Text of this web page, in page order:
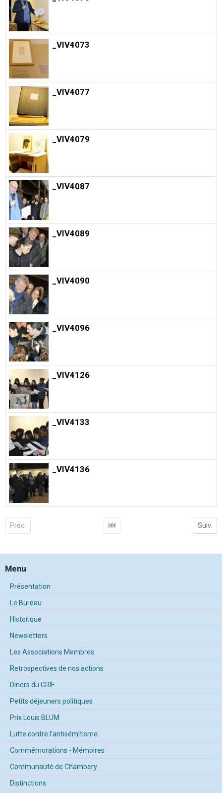
_VIV4073
_VIV4077
_VIV4079
_VIV4087
_VIV4089
_VIV4090
_VIV4096
_VIV4126
_VIV4133
_VIV4136
Préc. Suiv.
Menu
Présentation
Le Bureau
Historique
Newsletters
Les Associations Membres
Retrospectives de nos actions
Diners du CRIF
Petits déjeuners politiques
Prix Louis BLUM
Lutte contre l'antisémitisme
Commémorations - Mémoires
Communauté de Chambery
Distinctions